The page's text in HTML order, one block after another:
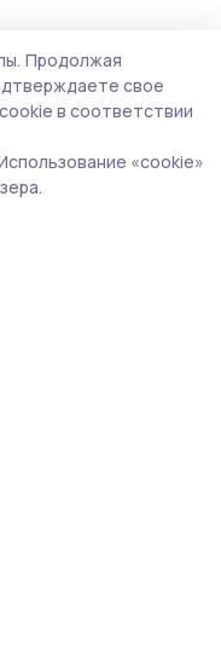
СВО
профсоюзов,
дело. Проявив
самые
округа — от
Продолжая
свое
в соответствии
«cookie»